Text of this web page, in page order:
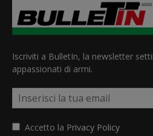
Iscriviti a BulletIn, la newsletter
appassionati di armi.
Accetto la Privacy Policy